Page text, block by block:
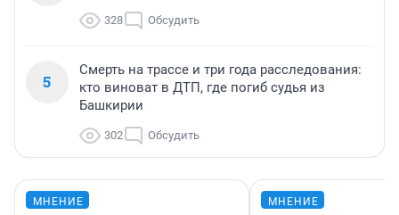
328 Обсудить
5
Смерть на трассе и три года расследования:
кто виноват в ДТП, где погиб судья из
Башкирии
302 Обсудить
МНЕНИЕ МНЕНИЕ